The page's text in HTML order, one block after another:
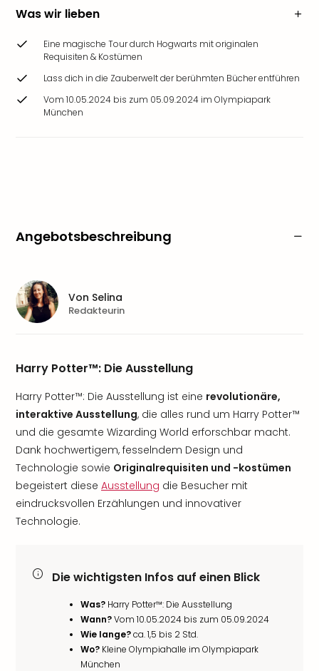
Was wir lieben
Eine magische Tour durch Hogwarts mit originalen
Requisiten & Kostümen
Lass dich in die Zauberwelt der berühmten Bücher entführen
Vom 10.05.2024 bis zum 05.09.2024 im Olympiapark
München
Angebotsbeschreibung
Harry Potter™: Die Ausstellung
Harry Potter™: Die Ausstellung ist eine revolutionäre,
interaktive Ausstellung, die alles rund um Harry Potter™
und die gesamte Wizarding World erforschbar macht.
Dank hochwertigem, fesselndem Design und
Technologie sowie Originalrequisiten und -kostümen
begeistert diese Ausstellung die Besucher mit
eindrucksvollen Erzählungen und innovativer
Technologie.
Die wichtigsten Infos auf einen Blick
Was? Harry Potter™: Die Ausstellung
Wann?Vom 10.05.2024 bis zum 05.09.2024
Wie lange?ca. 1,5 bis 2 Std.
Wo? Kleine Olympiahalle im Olympiapark
München
Von Selina
Redakteurin